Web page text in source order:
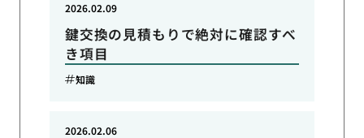
鍵交換の見積もりで絶対に確認すべ
き項目
2026.02.09
知識
2026.02.06